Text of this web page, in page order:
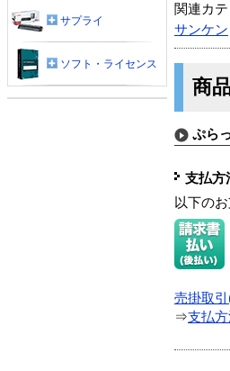
関連カテ
サンケン
商
ぷら
支払方
以下の
売掛取
⇒支払
サプライ
ソフト・ライセンス